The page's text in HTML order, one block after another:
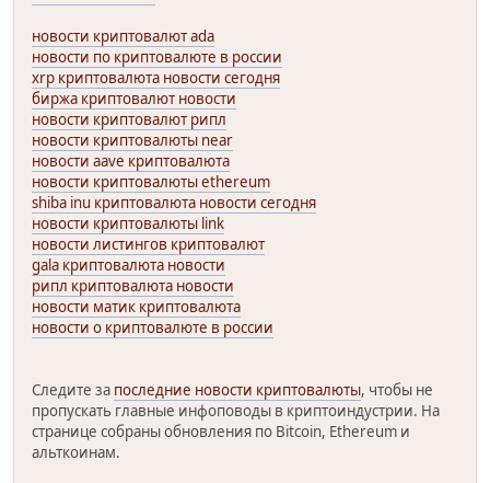
новости криптовалют ada
новости по криптовалюте в россии
xrp криптовалюта новости сегодня
биржа криптовалют новости
новости криптовалют рипл
новости криптовалюты near
новости aave криптовалюта
новости криптовалюты ethereum
shiba inu криптовалюта новости сегодня
новости криптовалюты link
новости листингов криптовалют
gala криптовалюта новости
рипл криптовалюта новости
новости матик криптовалюта
новости о криптовалюте в россии
Следите за последние новости криптовалюты, чтобы не
пропускать главные инфоповоды в криптоиндустрии. На
странице собраны обновления по Bitcoin, Ethereum и
альткоинам.